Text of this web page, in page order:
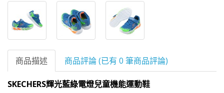
商品描述 商品評論 (已有 0 筆商品評論)
SKECHERS輝光藍綠電燈兒童機能運動鞋